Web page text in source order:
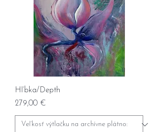
Hľbka/Depth
Prix
279,00 €